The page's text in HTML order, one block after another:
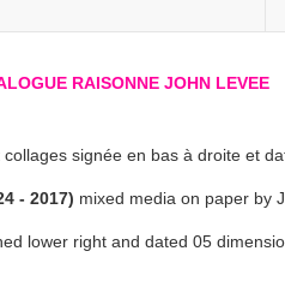
signée en bas à droite et
- 2017) mixed media on paper by
lower right and dated 05